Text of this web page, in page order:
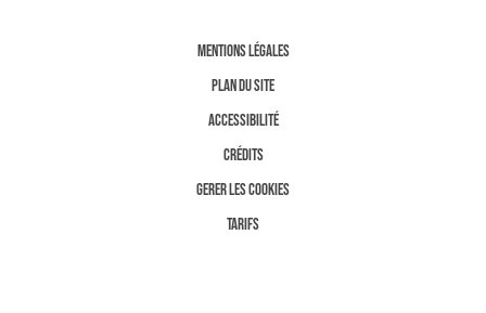
MENTIONS LÉGALES
PLAN DU SITE
ACCESSIBILITÉ
CRÉDITS
GERER LES COOKIES
TARIFS